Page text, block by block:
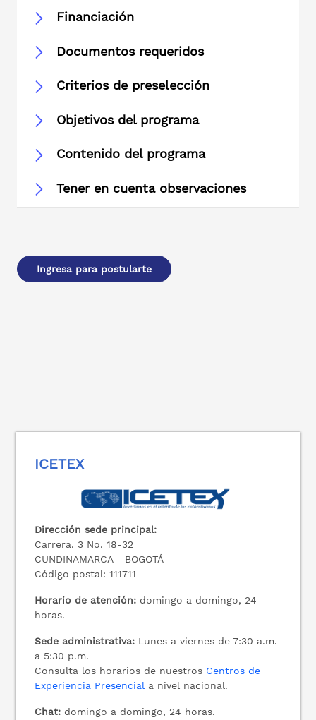
Financiación
Documentos requeridos
Criterios de preselección
Objetivos del programa
Contenido del programa
Tener en cuenta observaciones
Ingresa para postularte
ICETEX
Dirección sede principal:
Carrera. 3 No. 18-32
CUNDINAMARCA - BOGOTÁ
Código postal: 111711
Horario de atención: domingo a domingo, 24
horas.
Sede administrativa: Lunes a viernes de 7:30 a.m.
a 5:30 p.m.
Consulta los horarios de nuestros Centros de
Experiencia Presencial a nivel nacional.
Chat: domingo a domingo, 24 horas.